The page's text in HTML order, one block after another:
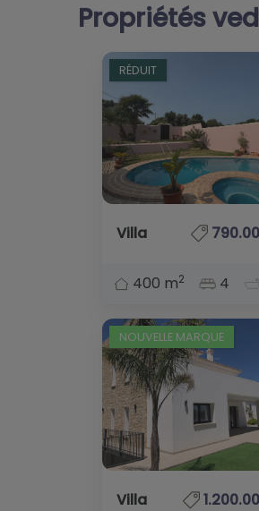
Propriétés
RÉDUIT
Villa
400 m2 4
NOUVELLE MARQUE
Villa